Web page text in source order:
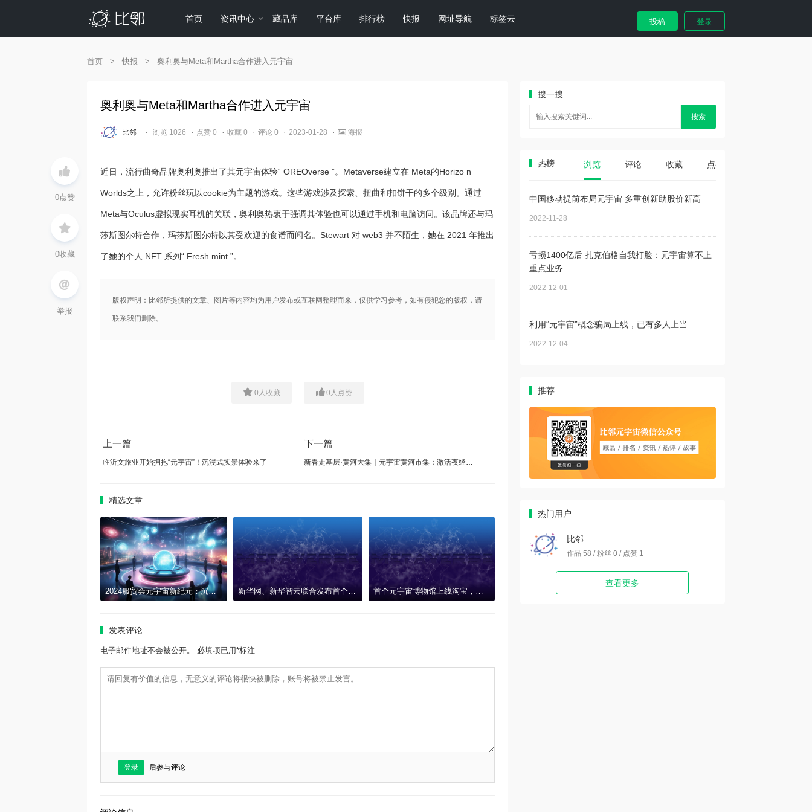
首页 资讯中心 藏品库 平台库 排行榜 快报 网址导航 标签云 投稿 登录
0点赞
0收藏
举报
首页 > 快报 > 奥利奥与Meta和Martha合作进入元宇宙
奥利奥与Meta和Martha合作进入元宇宙
比邻 · 浏览 1026 · 点赞 0 · 收藏 0 · 评论 0 · 2023-01-28 · 海报
近日，流行曲奇品牌奥利奥推出了其元宇宙体验“ OREOverse ”。Metaverse建立在 Meta的Horizo n
Worlds之上，允许粉丝玩以cookie为主题的游戏。这些游戏涉及探索、扭曲和扣饼干的多个级别。通过
Meta与Oculus虚拟现实耳机的关联，奥利奥热衷于强调其体验也可以通过手机和电脑访问。该品牌还与玛
莎斯图尔特合作，玛莎斯图尔特以其受欢迎的食谱而闻名。Stewart 对 web3 并不陌生，她在 2021 年推出
了她的个人 NFT 系列“ Fresh mint ”。
版权声明：比邻所提供的文章、图片等内容均为用户发布或互联网整理而来，仅供学习参考，如有侵犯您的版权，请
联系我们删除。
0 人收藏 0 人点赞
上一篇
临沂文旅业开始拥抱“元宇宙”！沉浸式实景体验来了
下一篇
新春走基层·黄河大集｜元宇宙黄河市集：激活夜经济 感受年味道
精选文章
2024服贸会元宇宙新纪元：沉浸式文化与科技交融的梦幻之旅 新华网、新华智云联合发布首个AIGC元宇宙系统“元卯”，技术赋能产业创新联盟
发表评论
电子邮件地址不会被公开。 必填项已用*标注
登录 后参与评论
搜一搜
搜索
热榜 浏览 评论 收藏 点赞
中国移动提前布局元宇宙 多重创新助股价新高
2022-11-28
亏损1400亿后 扎克伯格自我打脸：元宇宙算不上
重点业务
2022-12-01
利用“元宇宙”概念骗局上线，已有多人上当
2022-12-04
推荐
热门用户
比邻
作品 58 / 粉丝 0 / 点赞 1
查看更多